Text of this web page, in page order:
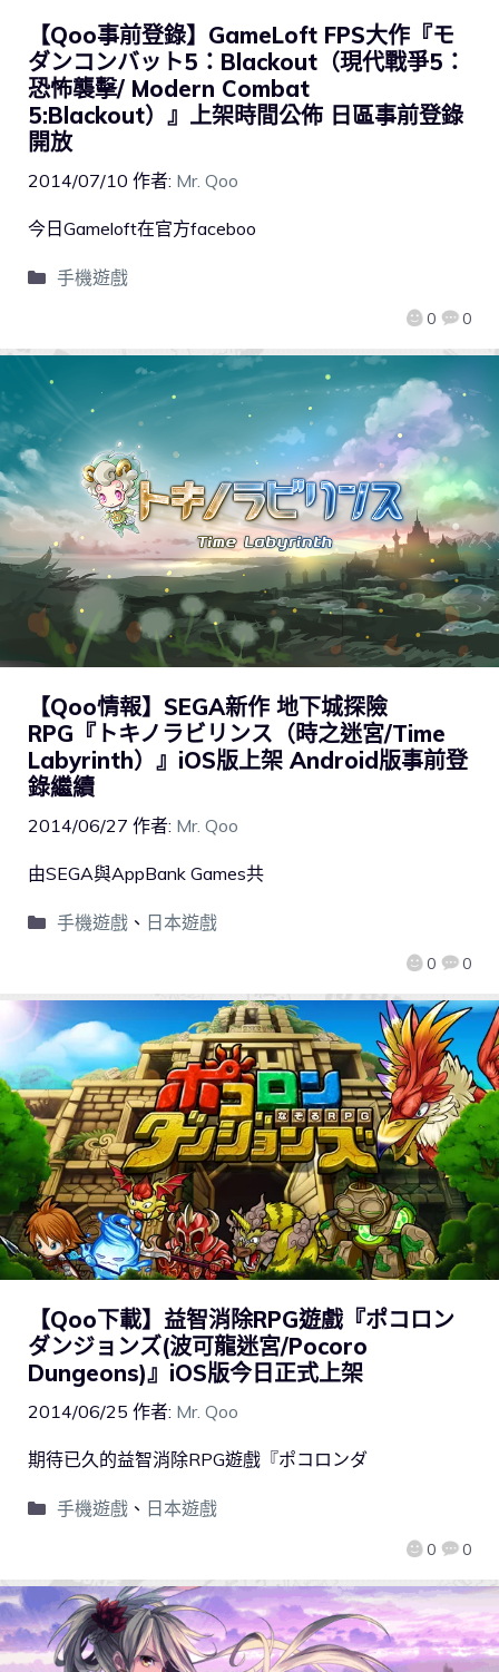
【Qoo事前登錄】GameLoft FPS大作『モ
ダンコンバット5：Blackout（現代戰爭5：
恐怖襲擊/ Modern Combat
5:Blackout）』上架時間公佈 日區事前登錄
開放
2014/07/10 作者: Mr. Qoo
0 0
今日Gameloft在官方faceboo
手機遊戲
【Qoo情報】SEGA新作 地下城探險
RPG『トキノラビリンス（時之迷宮/Time
Labyrinth）』iOS版上架 Android版事前登
錄繼續
2014/06/27 作者: Mr. Qoo
0 0
由SEGA與AppBank Games共
手機遊戲、 日本遊戲
【Qoo下載】益智消除RPG遊戲『ポコロン
ダンジョンズ(波可龍迷宮/Pocoro
Dungeons)』iOS版今日正式上架
2014/06/25 作者: Mr. Qoo
0 0
期待已久的益智消除RPG遊戲『ポコロンダ
手機遊戲、 日本遊戲